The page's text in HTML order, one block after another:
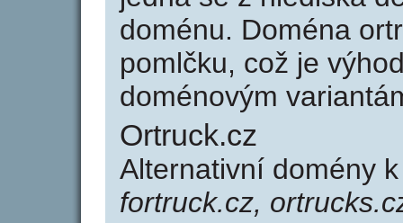
doménu. Doména
pomlčku, což je
doménovým
Ortruck.cz
Alternativní domény
fortruck.cz,